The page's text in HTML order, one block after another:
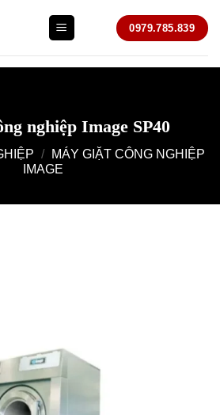
0979.785.839
nghiệp Image SP40
/
MÁY GIẶT CÔNG NGHIỆP
IMAGE